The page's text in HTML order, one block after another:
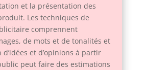
et la présentation des
Les techniques de
comprennent
de mots et de tonalités et
et d’opinions à partir
peut faire des estimations